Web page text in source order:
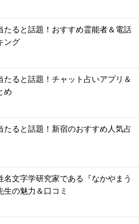
たると話題！おすすめ霊能者＆電話
ング
たると話題！チャット占いアプリ＆
め
たると話題！新宿のおすすめ人気占
名文字学研究家である『なかやまう
生の魅力＆口コミ